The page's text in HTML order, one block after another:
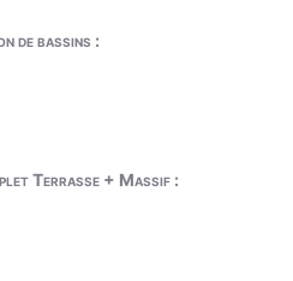
de bassins :
Terrasse + Massif :